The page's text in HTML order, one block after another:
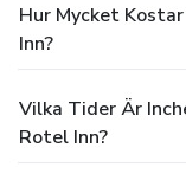
Hur Mycket
Inn?
Vilka Tider Är
Rotel Inn?